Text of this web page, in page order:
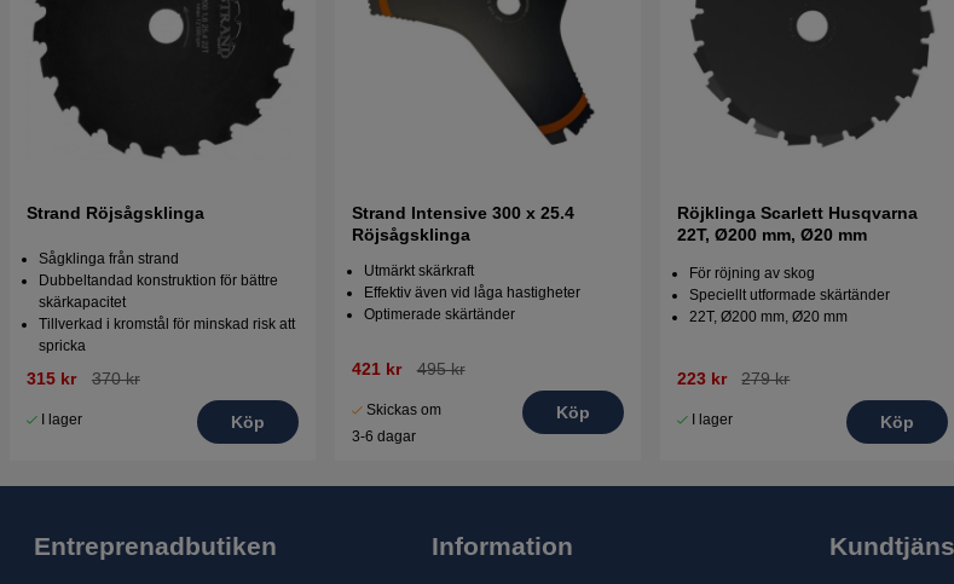
Strand Röjsågsklinga
Sågklinga från strand
Dubbeltandad konstruktion för bättre
skärkapacitet
Tillverkad i kromstål för minskad risk att
spricka
315 kr 370 kr
I lager Köp
Strand Intensive 300 x 25.4
Röjsågsklinga
Utmärkt skärkraft
Effektiv även vid låga hastigheter
Optimerade skärtänder
421 kr 495 kr
Skickas om
3-6 dagar
Köp
Röjklinga Scarlett Husqvarna
22T, Ø200 mm, Ø20 mm
För röjning av skog
Speciellt utformade skärtänder
22T, Ø200 mm, Ø20 mm
223 kr 279 kr
I lager Köp
Entreprenadbutiken Information